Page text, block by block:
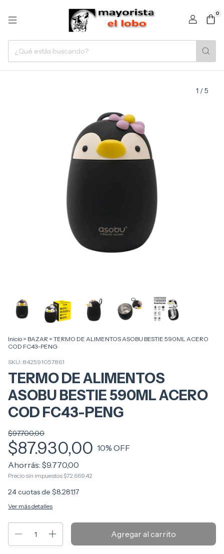
0
1 /5
Inicio > BAZAR > TERMO DE ALIMENTOS ASOBU BESTIE 590ML ACERO
COD FC43-PENG
SKU: 842591057861
TERMO DE ALIMENTOS
ASOBU BESTIE 590ML ACERO
COD FC43-PENG
$97.700,00
$87.930,00 10% OFF
Ahorrás: $9.770,00
Precio sin impuestos $72.669,42
24cuotas de $8.281,17
Ver más detalles